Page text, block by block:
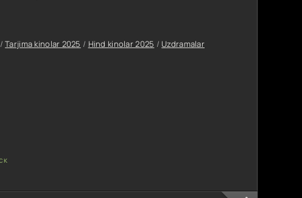
/Tarjima kinolar 2025 / Hind kinolar 2025 / Uzdramalar